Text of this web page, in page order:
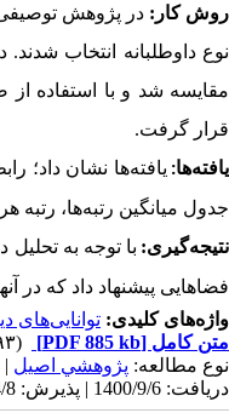
روش­ کار: در پژوهش
نوع داوطلبانه انتخاب شدند. دامنه سنی 15
مقایسه شد و با استفاده
قرار گرفت.
یافته‌­ها: یافته­‌ها نشان داد؛
جدول میانگین رتبه­‌ها، رتبه
نتیجه­‌گیری: با توجه به تحلیل
فضاهایی پیشنهاد داد که در
واژه‌های کلیدی: توانایی‌های
متن کامل [PDF 885 kb]
(۸۹۳ دریافت)
نوع مطالعه: پژوهشي اصیل
دریافت: 1400/9/6 | پذیرش: 1401/4/8 | انتشار: 1401/8/24